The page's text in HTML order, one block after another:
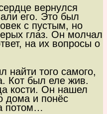
вернулся
его. Это был
с пустым, но
глаз. Он молчал
на их вопросы о
найти того самого,
Кот был еле жив.
кости. Он нашел
дома и понёс
потом…